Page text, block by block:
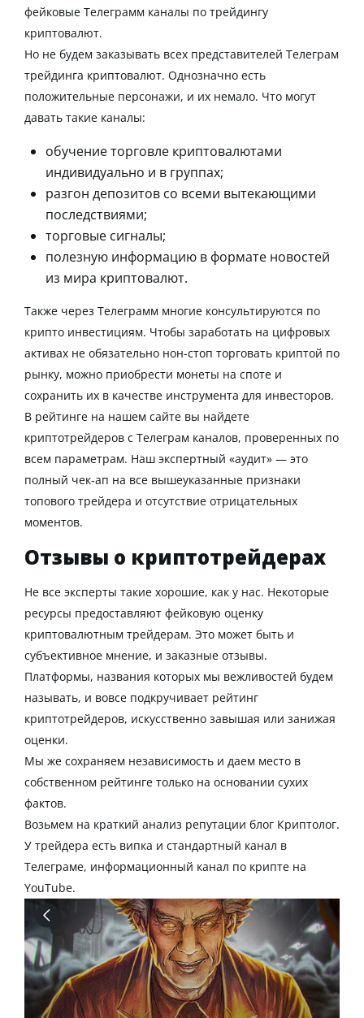
фейковые Телеграмм каналы по трейдингу
криптовалют.
Но не будем заказывать всех представителей Телеграм
трейдинга криптовалют. Однозначно есть
положительные персонажи, и их немало. Что могут
давать такие каналы:
обучение торговле криптовалютами
индивидуально и в группах;
разгон депозитов со всеми вытекающими
последствиями;
торговые сигналы;
полезную информацию в формате новостей
из мира криптовалют.
Также через Телеграмм многие консультируются по
крипто инвестициям. Чтобы заработать на цифровых
активах не обязательно нон-стоп торговать криптой по
рынку, можно приобрести монеты на споте и
сохранить их в качестве инструмента для инвесторов.
В рейтинге на нашем сайте вы найдете
криптотрейдеров с Телеграм каналов, проверенных по
всем параметрам. Наш экспертный «аудит» — это
полный чек-ап на все вышеуказанные признаки
топового трейдера и отсутствие отрицательных
моментов.
Отзывы о криптотрейдерах
Не все эксперты такие хорошие, как у нас. Некоторые
ресурсы предоставляют фейковую оценку
криптовалютным трейдерам. Это может быть и
субъективное мнение, и заказные отзывы.
Платформы, названия которых мы вежливостей будем
называть, и вовсе подкручивает рейтинг
криптотрейдеров, искусственно завышая или занижая
оценки.
Мы же сохраняем независимость и даем место в
собственном рейтинге только на основании сухих
фактов.
Возьмем на краткий анализ репутации блог Криптолог.
У трейдера есть випка и стандартный канал в
Телеграме, информационный канал по крипте на
YouTube.